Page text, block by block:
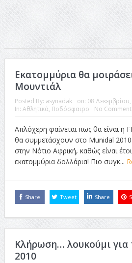
Εκατομμύρια θα
Μουντιάλ
Posted By: asynadak on: 08
In: Αθλητικά, Ποδόσφαιρο No
Απλόχερη φαίνεται πως θα είναι η
θα συμμετάσχουν στο Munidal 2010
στην Νότιο Αφρική, καθώς είναι
εκατομμύρια δολλάρια! Πιο συγκ...
Share Tweet Share
Κλήρωση… λουκούμι
2010